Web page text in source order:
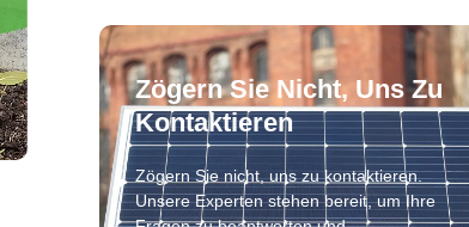
Zögern Sie Nicht, Uns Zu
Kontaktieren
Zögern Sie nicht, uns zu kontaktieren.
Unsere Experten stehen bereit, um Ihre